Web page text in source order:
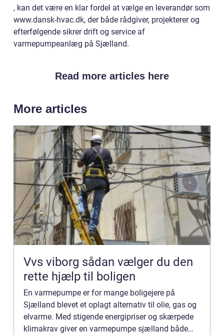
, kan det være en klar fordel at vælge en leverandør som
www.dansk-hvac.dk, der både rådgiver, projekterer og
efterfølgende sikrer drift og service af
varmepumpeanlæg på Sjælland.
Read more articles here
More articles
Vvs viborg sådan vælger du den
rette hjælp til boligen
En varmepumpe er for mange boligejere på
Sjælland blevet et oplagt alternativ til olie, gas og
elvarme. Med stigende energipriser og skærpede
klimakrav giver en varmepumpe sjælland både